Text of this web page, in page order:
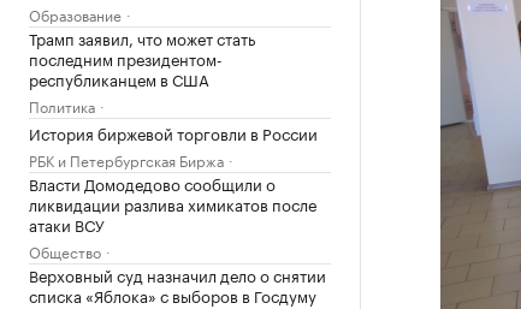
Образование
Трамп заявил, что может стать
последним президентом-
республиканцем в США
Политика
История биржевой торговли в России
РБК и Петербургская Биржа
Власти Домодедово сообщили о
ликвидации разлива химикатов после
атаки ВСУ
Общество
Верховный суд назначил дело о снятии
списка «Яблока» с выборов в Госдуму